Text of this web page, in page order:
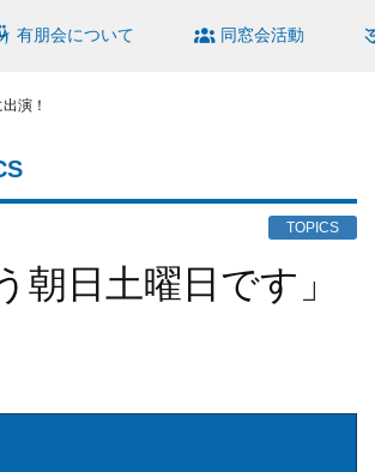
有朋会について 同窓会活動
演！
TOPICS